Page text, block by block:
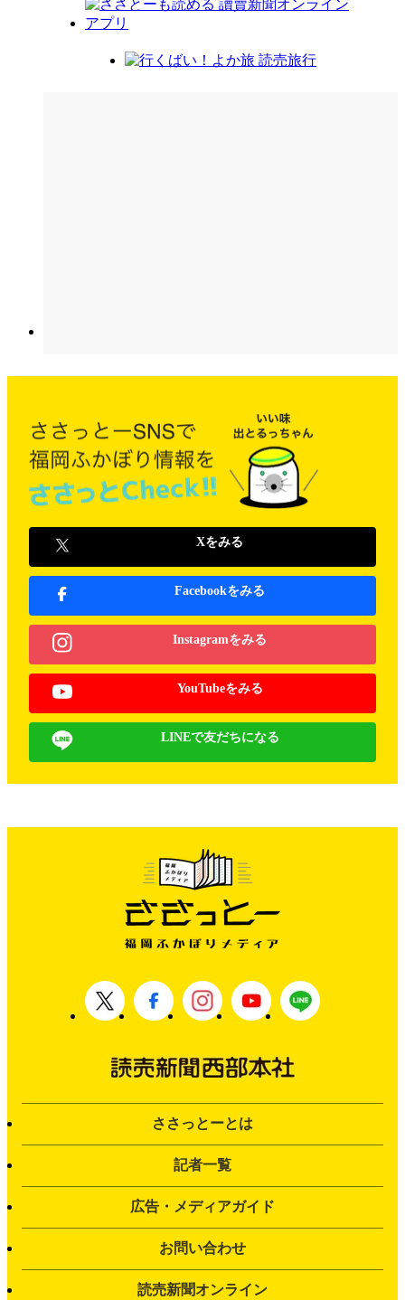
Xをみる
Facebookをみる
Instagramをみる
YouTubeをみる
LINEで友だちになる
ささっとーとは
記者一覧
広告・メディアガイド
お問い合わせ
読売新聞オンライン